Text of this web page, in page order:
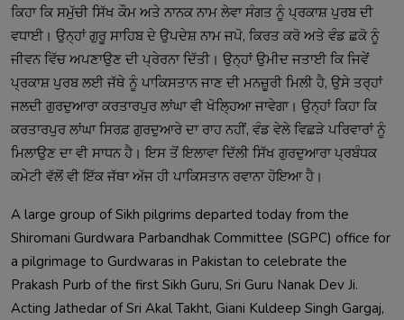
ਕਿਹਾ ਕਿ ਸਮੁੱਚੀ ਸਿੱਖ ਕੌਮ ਅਤੇ ਨਾਨਕ ਨਾਮ ਲੇਵਾ ਸੰਗਤ ਨੂੰ ਪ੍ਰਕਾਸ਼ ਪੁਰਬ ਦੀ
ਵਧਾਈ। ਉਨ੍ਹਾਂ ਗੁਰੂ ਸਾਹਿਬ ਦੇ ਉਪਦੇਸ਼ ਨਾਮ ਜਪੋ, ਕਿਰਤ ਕਰੋ ਅਤੇ ਵੰਡ ਛਕੋ ਨੂੰ
ਜੀਵਨ ਵਿੱਚ ਅਪਣਾਉਣ ਦੀ ਪ੍ਰੇਰਨਾ ਦਿੱਤੀ। ਉਨ੍ਹਾਂ ਉਮੀਦ ਜਤਾਈ ਕਿ ਜਿਵੇਂ
ਪ੍ਰਕਾਸ਼ ਪੁਰਬ ਲਈ ਜੱਥੇ ਨੂੰ ਪਾਕਿਸਤਾਨ ਜਾਣ ਦੀ ਮਨਜ਼ੂਰੀ ਮਿਲੀ ਹੈ, ਉਸੇ ਤਰ੍ਹਾਂ
ਜਲਦੀ ਗੁਰਦੁਆਰਾ ਕਰਤਾਰਪੁਰ ਲਾਂਘਾ ਵੀ ਖੋਲ੍ਹਿਆ ਜਾਵੇਗਾ। ਉਨ੍ਹਾਂ ਕਿਹਾ ਕਿ
ਕਰਤਾਰਪੁਰ ਲਾਂਘਾ ਸਿਰਫ਼ ਗੁਰਦੁਆਰੇ ਦਾ ਰਾਹ ਨਹੀਂ, ਵੰਡ ਵੇਲੇ ਵਿਛੜੇ ਪਰਿਵਾਰਾਂ ਨੂੰ
ਮਿਲਾਉਣ ਦਾ ਵੀ ਸਾਧਨ ਹੈ। ਇਸ ਤੋਂ ਇਲਾਵਾ ਦਿੱਲੀ ਸਿੱਖ ਗੁਰਦੁਆਰਾ ਪ੍ਰਬੰਧਕ
A large group of Sikh pilgrims departed today from the
Shiromani Gurdwara Parbandhak Committee (SGPC) office for
a pilgrimage to Gurdwaras in Pakistan to celebrate the
Prakash Purb of the first Sikh Guru, Sri Guru Nanak Dev Ji.
Acting Jathedar of Sri Akal Takht, Giani Kuldeep Singh Gargaj,